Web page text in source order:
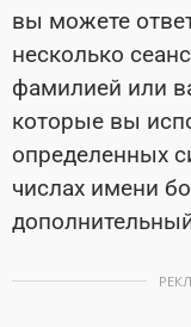
вы можете
несколько
фамилией или
которые вы
определенных
числах имени